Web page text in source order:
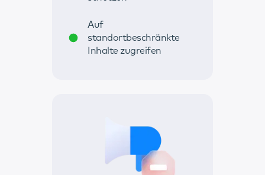
Auf
standortbeschränkte
Inhalte zugreifen